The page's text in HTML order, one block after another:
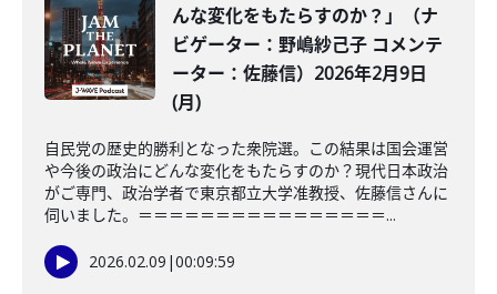
んな変化をもたらすのか？」（ナ
ビゲーター：野嶋紗己子 コメンテ
ーター：佐藤信）2026年2月9日
(月)
自民党の歴史的勝利となった衆院選。この結果は国会運営
や今後の政治にどんな変化をもたらすのか？現代日本政治
がご専門、政治学者で東京都立大学准教授、佐藤信さんに
伺いました。＝＝＝＝＝＝＝＝＝＝＝＝＝＝＝＝...
2026.02.09 |00:09:59